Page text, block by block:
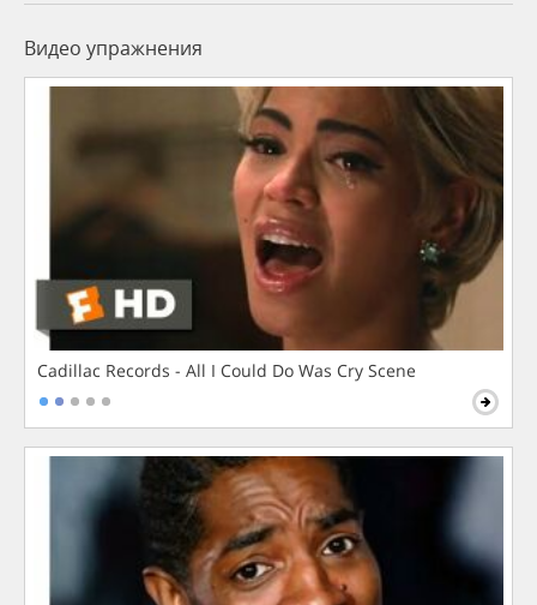
Видео упражнения
Cadillac Records - All I Could Do Was Cry Scene